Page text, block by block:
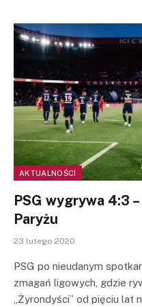
AKTUALNOŚCI
PSG wygrywa 4:3
Paryżu
23 lutego 2020
PSG po nieudanym
zmagań ligowych, gdzie
„Żyrondyści” od pięciu lat